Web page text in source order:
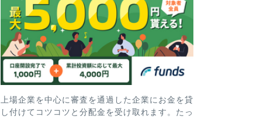
上場企業を中心に審査を通過した企業にお金を貸
し付けてコツコツと分配金を受け取れます。たっ